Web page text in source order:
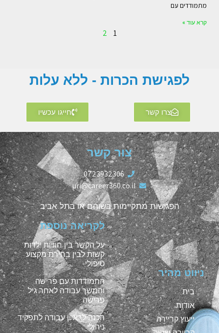
מתמודדים עם
קרא עוד »
1
2
לפגישת הכרות - ללא עלות
צרו קשר חייגו עכשיו
צור קשר
0723932306
uri@career360.co.il
הפגישות מתקיימות בשוהם או בתל אביב
ניווט מהיר
בית
אודות
ייעוץ קריירה
לקריאה נוספת
על הקשר בין חוויות ילדות
קשות לבין בחירת מקצוע
טיפולי
התמודדות עם פרישה
והמשך עבודה לאחר גיל
פרישה
הכנה לראיון עבודה לתפקיד
ניהולי